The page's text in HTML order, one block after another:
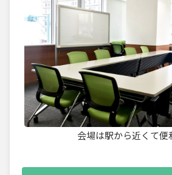
会場は駅から近くて便